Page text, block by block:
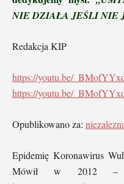
NIE DZIAŁA JEŚLI NIE
Redakcja KIP
https://youtu.be/
https://youtu.be/
Opublikowano za:
Epidemię Koronawirus
Mówił w 2012 –